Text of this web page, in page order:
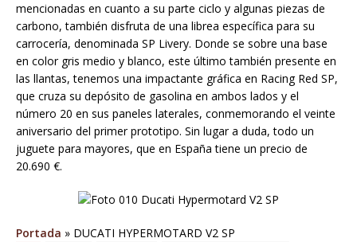
mencionadas en cuanto a su parte ciclo y algunas piezas de
carbono, también disfruta de una librea específica para su
carrocería, denominada SP Livery. Donde se sobre una base
en color gris medio y blanco, este último también presente en
las llantas, tenemos una impactante gráfica en Racing Red SP,
que cruza su depósito de gasolina en ambos lados y el
número 20 en sus paneles laterales, conmemorando el veinte
aniversario del primer prototipo. Sin lugar a duda, todo un
juguete para mayores, que en España tiene un precio de
20.690 €.
Portada » DUCATI HYPERMOTARD V2 SP